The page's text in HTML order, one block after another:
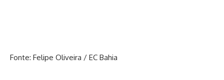
Fonte: Felipe Oliveira / EC Bahia